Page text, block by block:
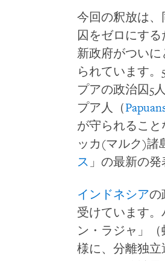
今回の釈放は
囚をゼロにす
新政府がつい
られています
プアの政治囚5
プア人（
が守られるこ
ッカ(マルク)諸
ス 」の最新の
インドネシアの
受けています
ン・ラジャ」
様に、分離独立